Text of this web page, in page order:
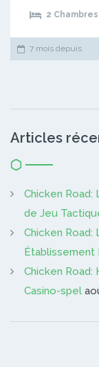
2 Chambres
7 mois depuis
Articles
Chicken
de Jeu
Chicken Road:
Établissement
Chicken
Casino-spel